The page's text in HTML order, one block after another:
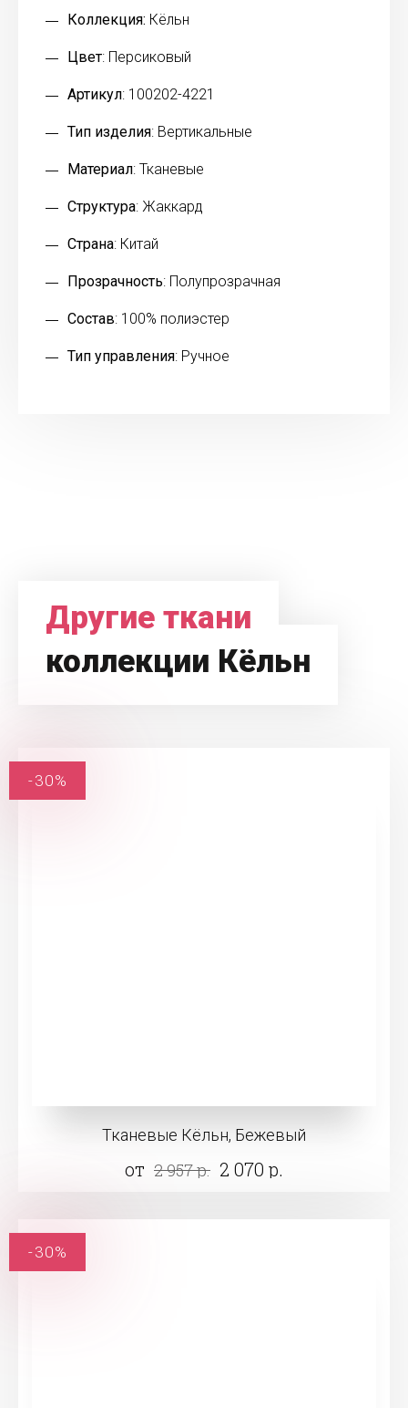
Коллекция: Кёльн
Цвет: Персиковый
Артикул: 100202-4221
Тип изделия: Вертикальные
Материал: Тканевые
Структура: Жаккард
Страна: Китай
Прозрачность: Полупрозрачная
Состав: 100% полиэстер
Тип управления: Ручное
Другие ткани
коллекции Кёльн
Тканевые Кёльн, Бежевый
от 2 957 р. 2 070 р.
-30%
-30%